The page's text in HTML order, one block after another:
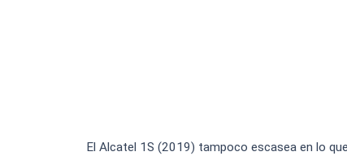
El Alcatel 1S (2019) tampoco escasea en lo